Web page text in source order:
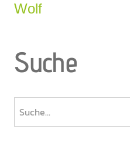
Wolf
Suche